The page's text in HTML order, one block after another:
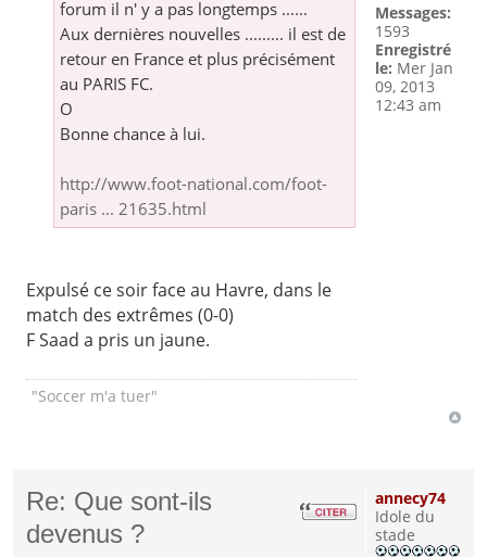
forum il n' y a pas longtemps ......
Aux dernières nouvelles ......... il est de
retour en France et plus précisément
au PARIS FC.
O
Bonne chance à lui.
http://www.foot-national.com/foot-
paris ... 21635.html
Expulsé ce soir face au Havre, dans le
match des extrêmes (0-0)
F Saad a pris un jaune.
"Soccer m'a tuer"
Messages:
1593
Enregistré
le: Mer Jan
09, 2013
12:43 am
Re: Que sont-ils
devenus ?
annecy74
Idole du
stade